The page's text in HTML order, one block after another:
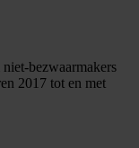
bezwaarmakers
2017 tot en met